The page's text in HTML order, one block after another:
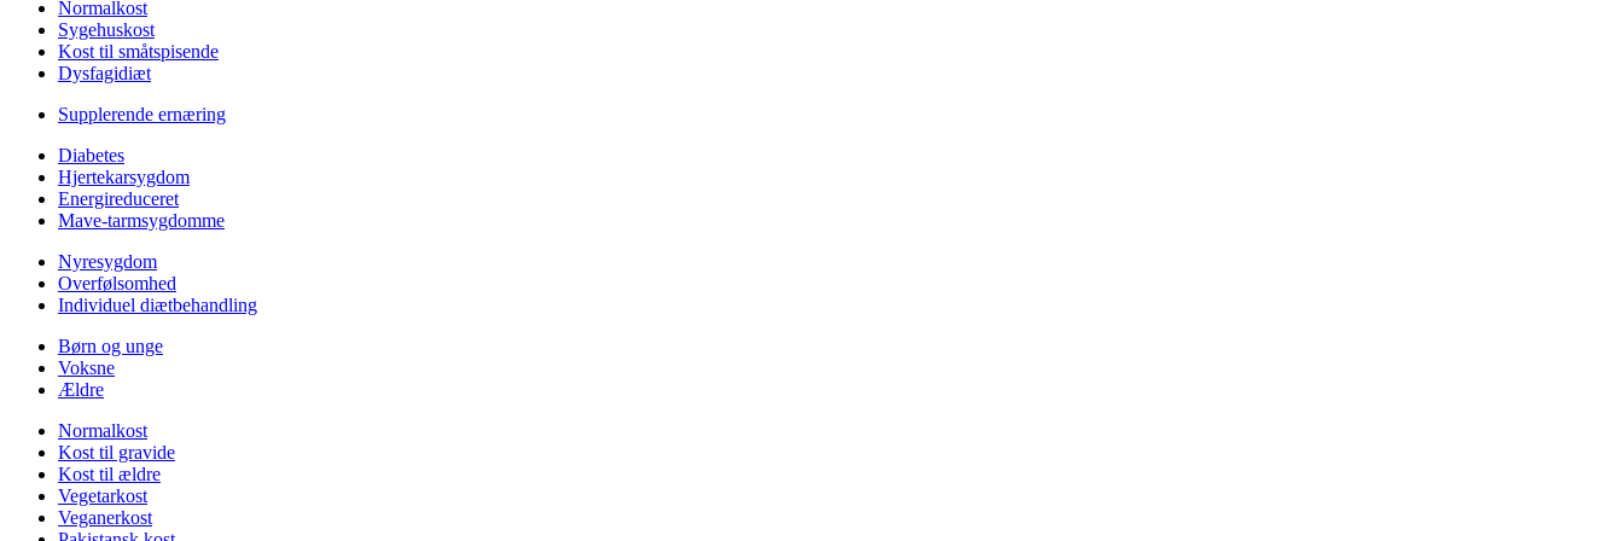
Normalkost
Sygehuskost
Kost til småtspisende
Dysfagidiæt
Supplerende ernæring
Diabetes
Hjertekarsygdom
Energireduceret
Mave-tarmsygdomme
Nyresygdom
Overfølsomhed
Individuel diætbehandling
Børn og unge
Voksne
Ældre
Normalkost
Kost til gravide
Kost til ældre
Vegetarkost
Veganerkost